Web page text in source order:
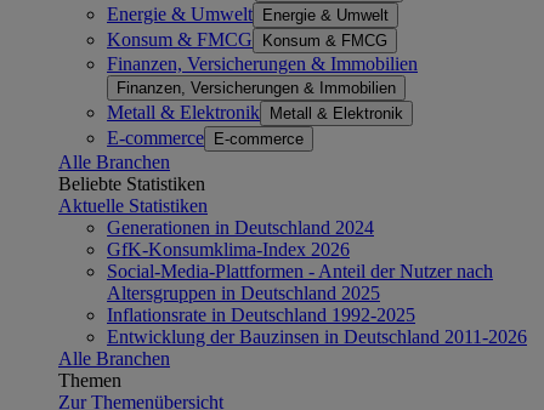
Energie & Umwelt Energie & Umwelt
Konsum & FMCG Konsum & FMCG
Finanzen, Versicherungen & Immobilien
Finanzen, Versicherungen & Immobilien
Metall & Elektronik Metall & Elektronik
E-commerce E-commerce
Alle Branchen
Beliebte Statistiken
Aktuelle Statistiken
Generationen in Deutschland 2024
GfK-Konsumklima-Index 2026
Social-Media-Plattformen - Anteil der Nutzer nach
Altersgruppen in Deutschland 2025
Inflationsrate in Deutschland 1992-2025
Entwicklung der Bauzinsen in Deutschland 2011-2026
Alle Branchen
Themen
Zur Themenübersicht